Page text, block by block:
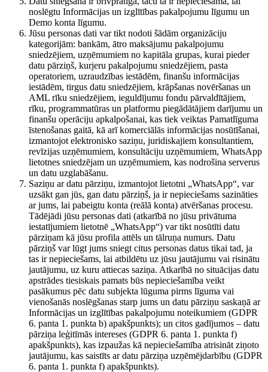
noslēgtu Informācijas un izglītības pakalpojumu līgumu un
Demo konta līgumu.
Jūsu personas dati var tikt nodoti šādām organizāciju
kategorijām: bankām, ātro maksājumu pakalpojumu
sniedzējiem, uzņēmumiem no kapitāla grupas, kurai pieder
datu pārziņš, kurjeru pakalpojumu sniedzējiem, pasta
operatoriem, uzraudzības iestādēm, finanšu informācijas
iestādēm, tirgus datu sniedzējiem, krāpšanas novēršanas un
AML rīku sniedzējiem, ieguldījumu fondu pārvaldītājiem,
rīku, programmatūras un platformu piegādātājiem darījumu un
finanšu operāciju apkalpošanai, kas tiek veiktas Pamatlīguma
īstenošanas gaitā, kā arī komerciālās informācijas nosūtīšanai,
izmantojot elektronisko saziņu, juridiskajiem konsultantiem,
revīzijas uzņēmumiem, konsultāciju uzņēmumiem, WhatsApp
lietotnes sniedzējam un uzņēmumiem, kas nodrošina serverus
un datu uzglabāšanu.
Saziņu ar datu pārziņu, izmantojot lietotni „WhatsApp“, var
uzsākt gan jūs, gan datu pārziņš, ja ir nepieciešams sazināties
ar jums, lai pabeigtu konta (reālā konta) atvēršanas procesu.
Tādējādi jūsu personas dati (atkarībā no jūsu privātuma
iestatījumiem lietotnē „WhatsApp“) var tikt nosūtīti datu
pārziņam kā jūsu profila attēls un tālruņa numurs. Datu
pārziņš var lūgt jums sniegt citus personas datus tikai tad, ja
tas ir nepieciešams, lai atbildētu uz jūsu jautājumu vai risinātu
jautājumu, uz kuru attiecas saziņa. Atkarībā no situācijas datu
apstrādes tiesiskais pamats būs nepieciešamība veikt
pasākumus pēc datu subjekta lūguma pirms līguma vai
vienošanās noslēgšanas starp jums un datu pārziņu saskaņā ar
Informācijas un izglītības pakalpojumu noteikumiem (GDPR
6. panta 1. punkta b) apakšpunkts); un citos gadījumos – datu
pārziņa leģitīmās intereses (GDPR 6. panta 1. punkta f)
apakšpunkts), kas izpaužas kā nepieciešamība atrisināt ziņoto
jautājumu, kas saistīts ar datu pārziņa uzņēmējdarbību (GDPR
6. panta 1. punkta f) apakšpunkts).